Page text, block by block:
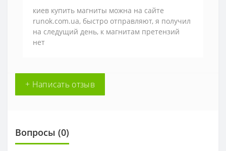
киев купить магниты можна на сайте
runok.com.ua, быстро отправляют, я получил
на следущий день, к магнитам претензий
нет
+ Написать отзыв
Вопросы (0)